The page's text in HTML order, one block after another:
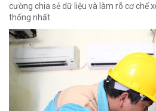
cường chia sẻ dữ liệu và làm rõ cơ chế
thống nhất.